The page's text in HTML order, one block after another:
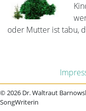
oder Mutter ist tabu,
© 2026 Dr. Waltraut
SongWriterin